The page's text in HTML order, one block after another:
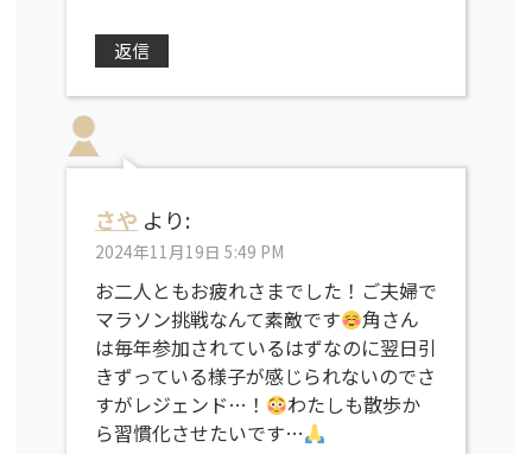
返信
さや より:
2024年11月19日 5:49 PM
お二人ともお疲れさまでした！ご夫婦で
マラソン挑戦なんて素敵です
角さん
は毎年参加されているはずなのに翌日引
きずっている様子が感じられないのでさ
すがレジェンド…！
わたしも散歩か
ら習慣化させたいです…